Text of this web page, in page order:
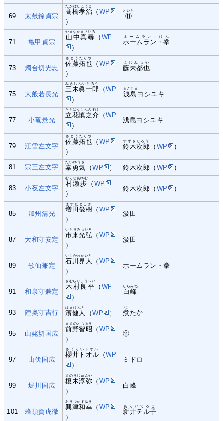
69 太鼓鐘貞宗
髙橋孝治
たかはしこうじ
（ WP
）
⑪
といち
71 亀甲貞宗
山中真尋
やまなかまさひろ
（ WP
）
ホームラン・拳
ホームラン・けん
73 燭台切光忠
佐藤拓也
さとうたくや
（ WP
）
藤未都也
ふじみつや
75 大般若長光
三木眞一郎
みきしんいちろう
（WP
）
浅島
あさじま
ヨシユキ
77 小竜景光
立花慎之介
たちばなしんのすけ
（WP
）
浅島ヨシユキ
79 江雪左文字
佐藤拓也
さとうたくや
（ WP
）
鈴木次郎
すずきじろう
（ WP ）
81 宗三左文字 泰勇気
たいゆうき
（WP ） 鈴木次郎（ WP ）
83 小夜左文字
村瀬歩
むらせあゆむ
（ WP
）
鈴木次郎（ WP ）
85 加州清光
増田俊樹
ますだとしき
（ WP
）
汲田
87 大和守安定
市来光弘
いちきみつひろ
（ WP
）
汲田
89 歌仙兼定
石川界人
いしかわかいと
（ WP
）
ホームラン・拳
91 和泉守兼定
木村良平
きむらりょうへい
（ WP
）
白峰
しらみね
93 陸奥守吉行 濱健人
はまけんと
（WP ） 煮
に
たか
95 山姥切国広
前野智昭
まえのともあき
（ WP
）
⑪
97 山伏国広
櫻井トオル
さくらいトオル
（WP
）
ミドロ
99 堀川国広
榎木淳弥
えのきじゅんや
（ WP
）
白峰
101 蜂須賀虎徹
興津和幸
おきつかずゆき
（ WP
）
新井テル子
あらいてるこ